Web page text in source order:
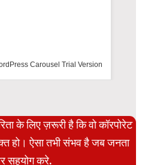
Carousel Trial Version
के लिए ज़रूरी है कि वो कॉरपोरेट
हो। ऐसा तभी संभव है जब जनता
करे.